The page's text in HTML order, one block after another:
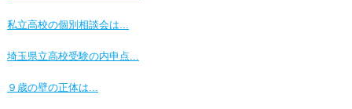
私立高校の個別相談会は...
埼玉県立高校受験の内申点...
９歳の壁の正体は...